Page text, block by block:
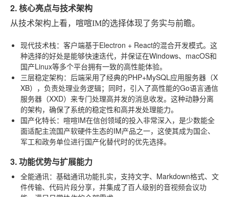
2. 核心亮点与技术架构
从技术架构上看，喧喧IM的选择体现了务实与前瞻。
现代技术栈：客户端基于Electron + React的混合开发模式。这
种选择的好处是能够快速迭代，并保证在Windows、macOS和
国产Linux等多个平台拥有一致的高性能体验。
三层稳定架构：后端采用了经典的PHP+MySQL应用服务器（X
XB），负责处理业务逻辑；同时，引入了高性能的Go语言通信
服务器（XXD）来专门处理高并发的消息收发。这种动静分离
的架构，确保了系统的稳定性和高并发处理能力。
国产化特长：喧喧IM在信创领域的投入非常深入，是少数能全
面适配主流国产软硬件生态的IM产品之一，这使其成为国企、
军工和政务单位进行国产化替代时的优先选择。
3. 功能优势与扩展能力
全能通讯：基础通讯功能扎实，支持文字、Markdown格式、文
件传输、代码片段分享，并集成了百人级别的音视频会议功